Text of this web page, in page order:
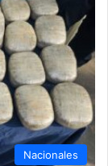
Nacionales